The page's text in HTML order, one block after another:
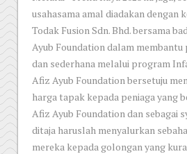
usahasama amal diadakan dengan
Todak Fusion Sdn. Bhd. bersama
Ayub Foundation dalam membantu
dan sederhana melalui program
Afiz Ayub Foundation bersetuju
harga tapak kepada peniaga yang
Afiz Ayub Foundation dan sebagai
ditaja haruslah menyalurkan
mereka kepada golongan yang